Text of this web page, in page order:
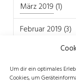
Um dir ein optimales
Cookies, um
März 2019 (1)
Februar 2019 (3)